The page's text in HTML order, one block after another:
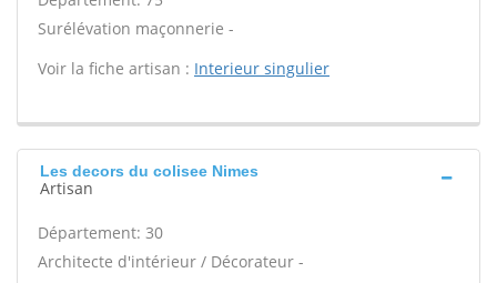
Surélévation maçonnerie -
Voir la fiche artisan : Interieur singulier
Les decors du colisee Nimes
Artisan
Département: 30
Architecte d'intérieur / Décorateur -